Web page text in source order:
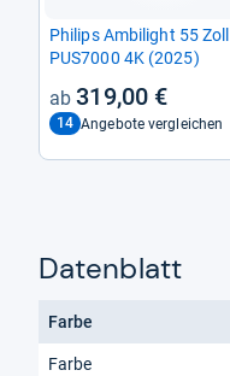
Phi­lips Ambi­light 55 Zoll
PUS7000 4K (2025)
319,00 €
14 Angebote vergleichen
Datenblatt
Farbe
Farbe